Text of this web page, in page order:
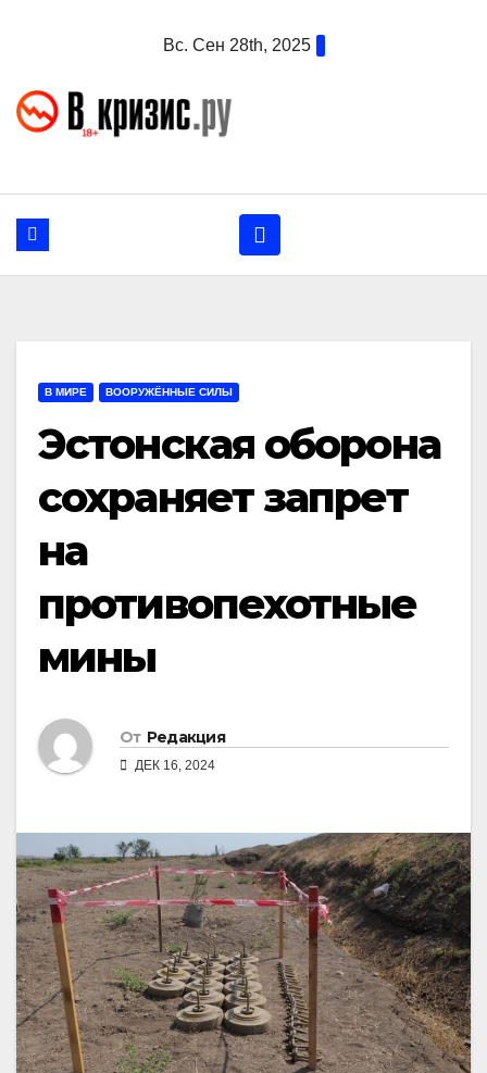
Вс. Сен 28th, 2025
В МИРЕ ВООРУЖЁННЫЕ СИЛЫ
Эстонская оборона
сохраняет запрет
на
противопехотные
мины
От Редакция
ДЕК 16, 2024